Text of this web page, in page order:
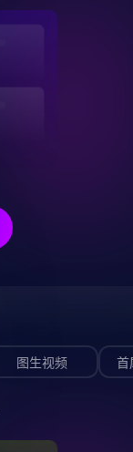
图生视频 首